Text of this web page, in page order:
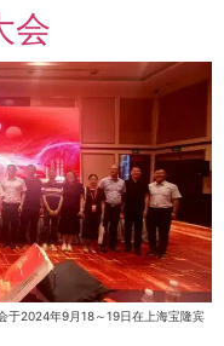
会
于2024年9月18～19日在上海宝隆宾